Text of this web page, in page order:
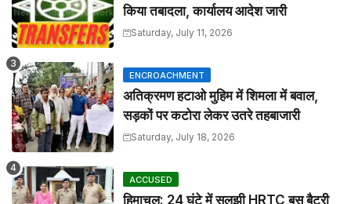
किया तबादला, कार्यालय आदेश जारी
Saturday, July 11, 2026
ENCROACHMENT
अतिक्रमण हटाओ मुहिम में शिमला में बवाल,
सड़कों पर कटोरा लेकर उतरे तहबाजारी
Saturday, July 18, 2026
ACCUSED
हिमाचल: 24 घंटे में सुलझी HRTC बस बैटरी